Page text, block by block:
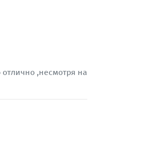
,несмотря на